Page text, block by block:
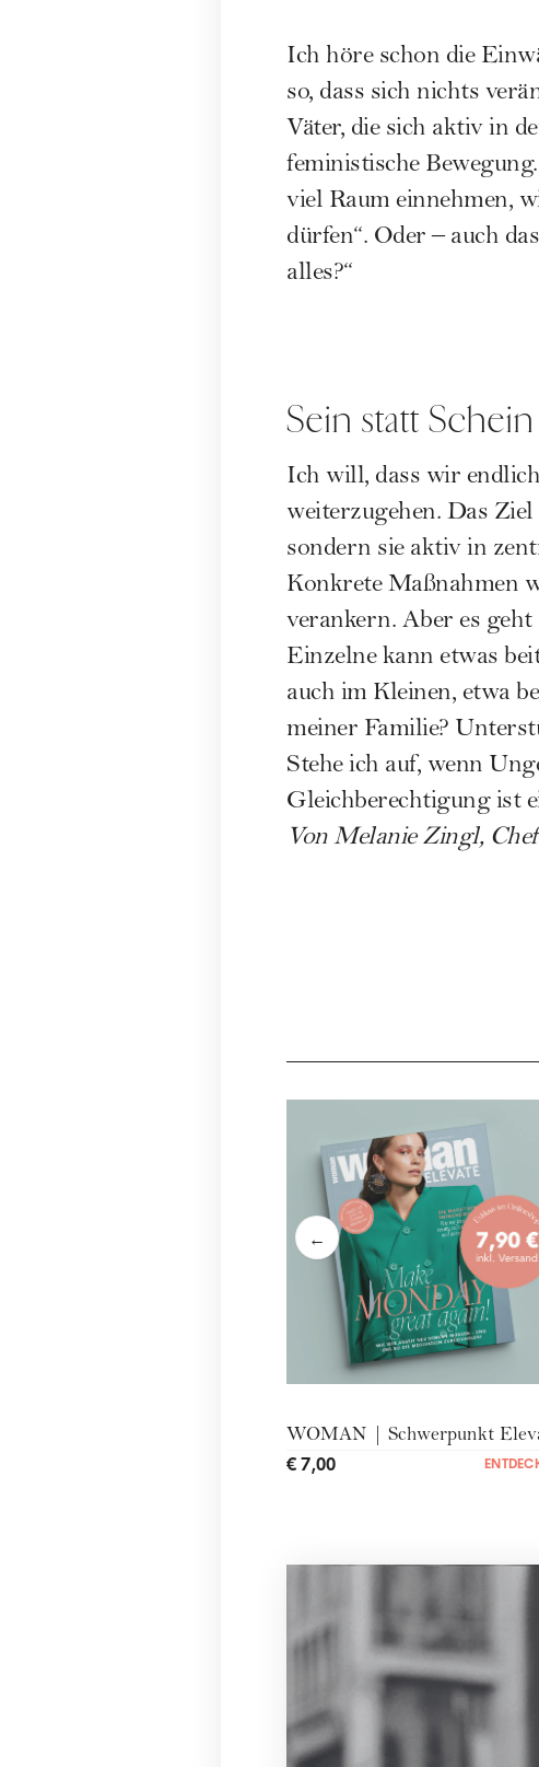
Ich höre schon die
so, dass sich nichts
Väter, die sich aktiv in
feministische
viel Raum einnehmen,
dürfen“. Oder – auch
alles?“
Sein statt Schein
Ich will, dass wir
weiterzugehen. Das
sondern sie aktiv in
Konkrete Maßnahmen
verankern. Aber es
Einzelne kann etwas
auch im Kleinen, etwa
meiner Familie?
Stehe ich auf, wenn
Gleichberechtigung ist
Von Melanie Zingl,
←
WOMAN | Schwerpunkt
€ 7,00